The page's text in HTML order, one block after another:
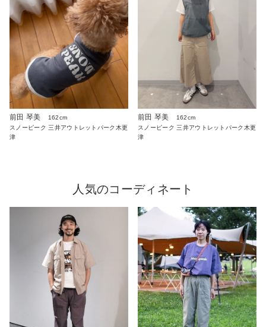
前田 琴美
162cm
スノーピーク 三井アウトレットパーク木更
津
前田 琴美
162cm
スノーピーク 三井アウトレットパーク木更
津
人気のコーディネート